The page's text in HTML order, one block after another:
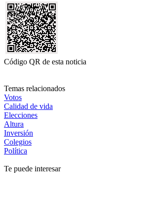
Código QR de esta noticia
Temas relacionados
Votos
Calidad de vida
Elecciones
Altura
Inversión
Colegios
Política
Te puede interesar